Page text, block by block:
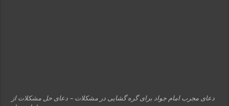
دعای مجرب امام جواد برای گره گشایی در مشکلات – دعای حل مشکلات از